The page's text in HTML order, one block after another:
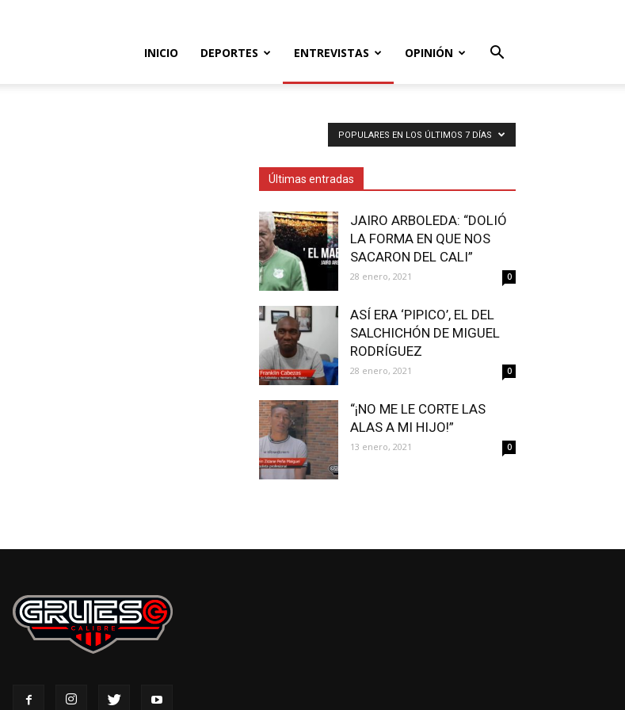
INICIO DEPORTES ENTREVISTAS OPINIÓN
POPULARES EN LOS ÚLTIMOS 7 DÍAS
Últimas entradas
JAIRO ARBOLEDA: “DOLIÓ
LA FORMA EN QUE NOS
SACARON DEL CALI”
28 enero, 2021 0
ASÍ ERA ‘PIPICO’, EL DEL
SALCHICHÓN DE MIGUEL
RODRÍGUEZ
28 enero, 2021 0
“¡NO ME LE CORTE LAS
ALAS A MI HIJO!”
13 enero, 2021 0